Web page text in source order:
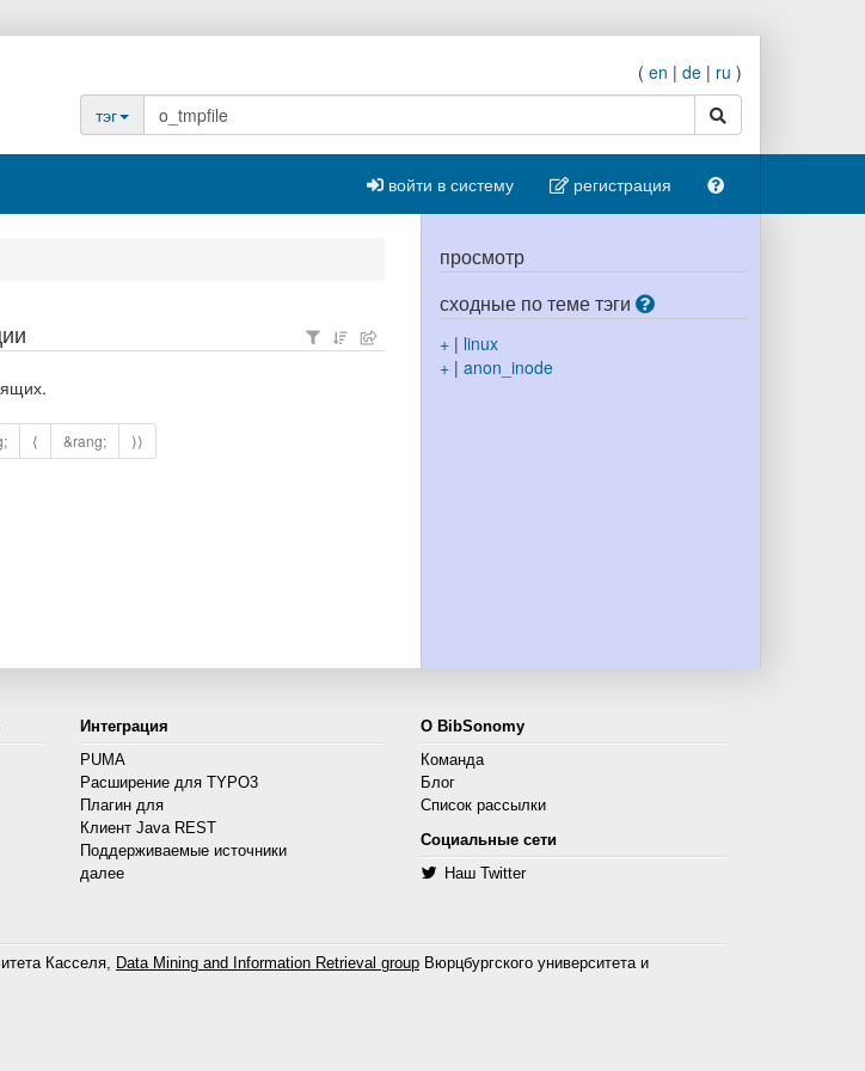
( en | de | ru )
тэг
поиск
войти в систему регистрация
⟨ &rang; ⟩⟩
просмотр
сходные по теме тэги
+| linux
+| anon_inode
Интеграция
PUMA
Расширение для TYPO3
Плагин для
Клиент Java REST
Поддерживаемые источники
далее
О BibSonomy
Команда
Блог
Список рассылки
Социальные сети
Наш Twitter
Касселя, Data Mining and Information Retrieval group Вюрцбургского университета и